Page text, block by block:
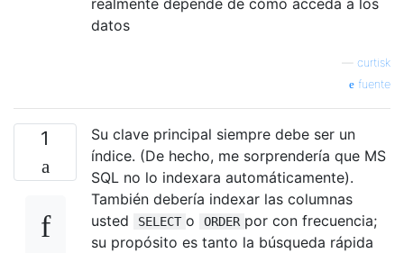
datos
curtisk
fuente
1
Su clave principal siempre debe ser un
índice. (De hecho, me sorprendería que MS
SQL no lo indexara automáticamente).
También debería indexar las columnas
usted
SELECT o ORDER por con frecuencia;
su propósito es tanto la búsqueda rápida